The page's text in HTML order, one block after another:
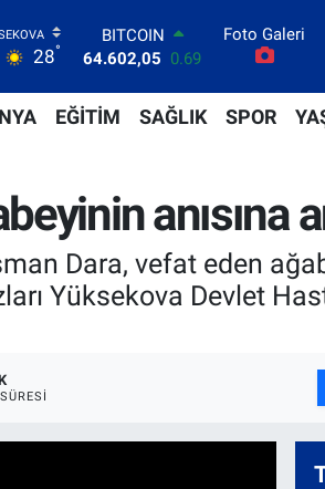
28°
DOLAR
47,5986
0.06
55,0700 0.1
STERLİN
6513.94
BİST100
BITCOIN
64.602,05 0.69
Foto Galeri
EĞİTİM SAĞLIK SPOR
anısına
Dara, vefat eden
Yüksekova Devlet